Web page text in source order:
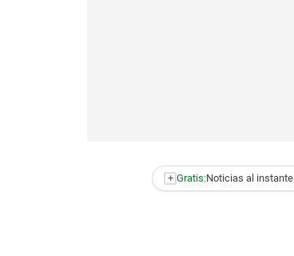
+ Gratis:Noticias al